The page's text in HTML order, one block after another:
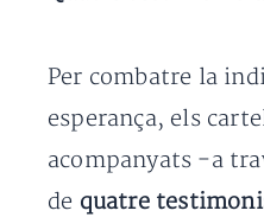
Per combatre la
esperança, els
acompanyats -a
de quatre